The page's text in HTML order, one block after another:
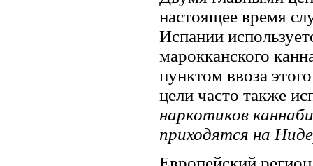
настоящее время
Испании
марокканского
пунктом ввоза
цели часто также
наркотиков
приходятся на